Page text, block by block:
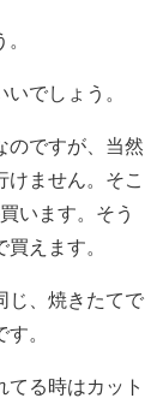
でしょう。
のですが、当然
ません。そこ
います。そう
えます。
じ、焼きたてで
。
る時はカット